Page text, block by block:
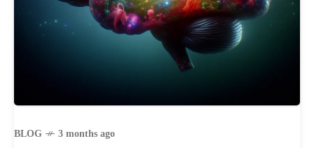
BLOG 3 months ago